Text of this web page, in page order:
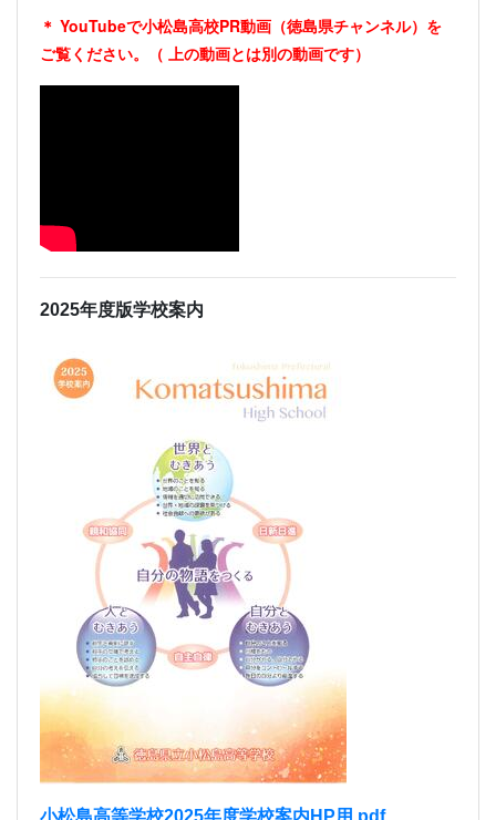
＊ YouTubeで小松島高校PR動画（徳島県チャンネル）を
ご覧ください。（ 上の動画とは別の動画です）
2025年度版学校案内